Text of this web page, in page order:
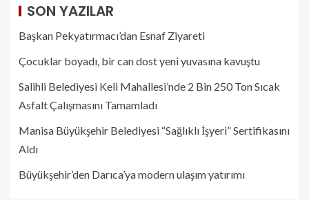
SON YAZILAR
Başkan Pekyatırmacı’dan Esnaf Ziyareti
Çocuklar boyadı, bir can dost yeni yuvasına kavuştu
Salihli Belediyesi Keli Mahallesi’nde 2 Bin 250 Ton Sıcak
Asfalt Çalışmasını Tamamladı
Manisa Büyükşehir Belediyesi “Sağlıklı İşyeri” Sertifikasını
Aldı
Büyükşehir’den Darıca’ya modern ulaşım yatırımı